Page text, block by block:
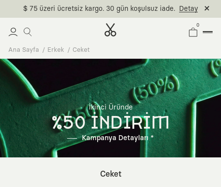
$ 75 üzeri ücretsiz kargo. 30 gün koşulsuz iade. Detay
0
Ana Sayfa Erkek Ceket
İkinci Üründe
%50 İNDİRİM
Kampanya Detayları *
Ceket